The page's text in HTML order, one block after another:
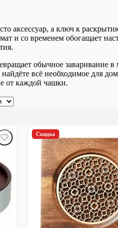
аксессуар, а ключ к
и со временем обогащает
обычное заваривание
всё необходимое для
от каждой чашки.
Скидка